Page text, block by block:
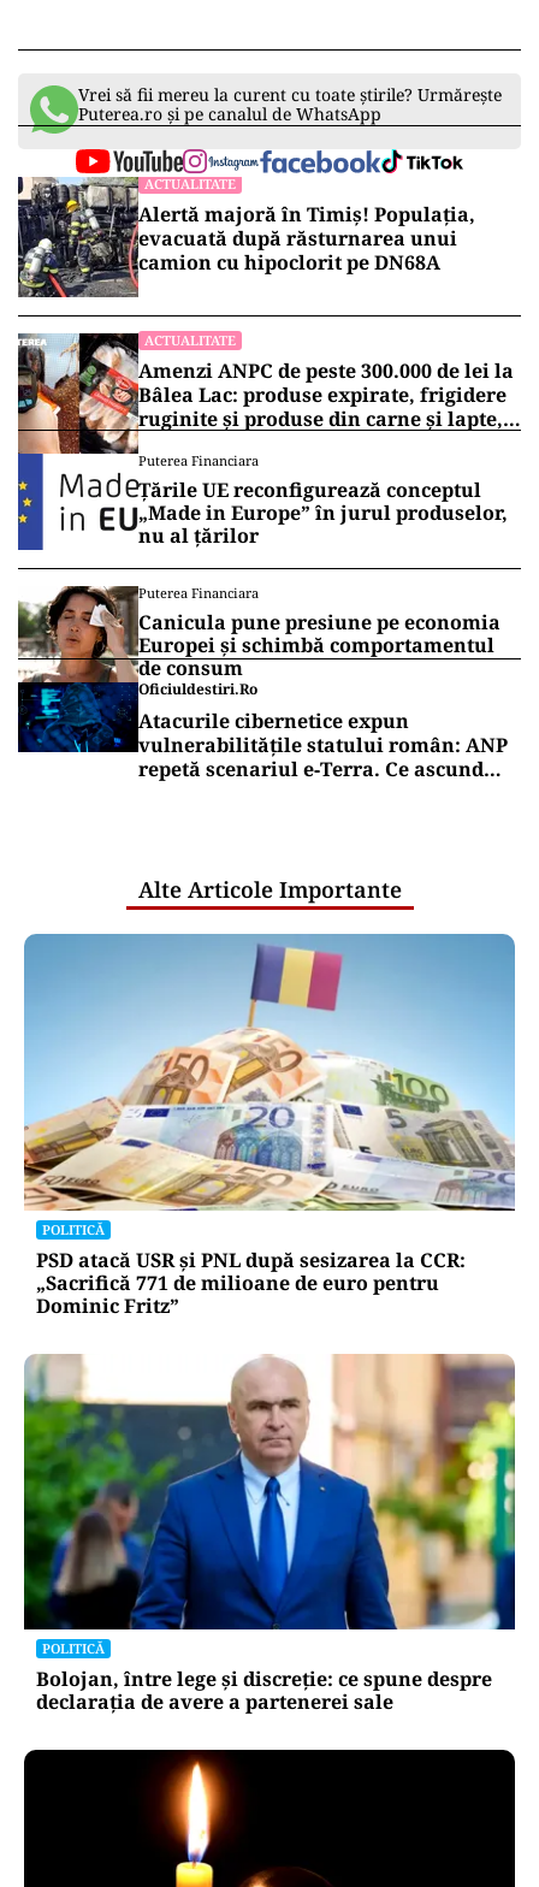
Vrei să fii mereu la curent cu toate știrile? Urmărește
Puterea.ro și pe canalul de WhatsApp
ACTUALITATE
Alertă majoră în Timiș! Populația,
evacuată după răsturnarea unui
camion cu hipoclorit pe DN68A
ACTUALITATE
Amenzi ANPC de peste 300.000 de lei la
Bâlea Lac: produse expirate, frigidere
ruginite și produse din carne și lapte,
Puterea Financiara
Țările UE reconfigurează conceptul
„Made in Europe” în jurul produselor,
nu al țărilor
Puterea Financiara
Canicula pune presiune pe economia
Europei și schimbă comportamentul
de consum
Oficiuldestiri.ro
Atacurile cibernetice expun
vulnerabilitățile statului român: ANP
repetă scenariul e‑Terra. Ce ascund
Alte Articole Importante
POLITICĂ
PSD atacă USR și PNL după sesizarea la CCR:
„Sacrifică 771 de milioane de euro pentru
Dominic Fritz”
POLITICĂ
Bolojan, între lege și discreție: ce spune despre
declarația de avere a partenerei sale